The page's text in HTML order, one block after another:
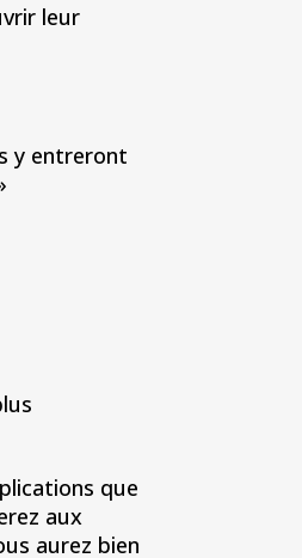
leur
y entreront
que
aux
aurez bien